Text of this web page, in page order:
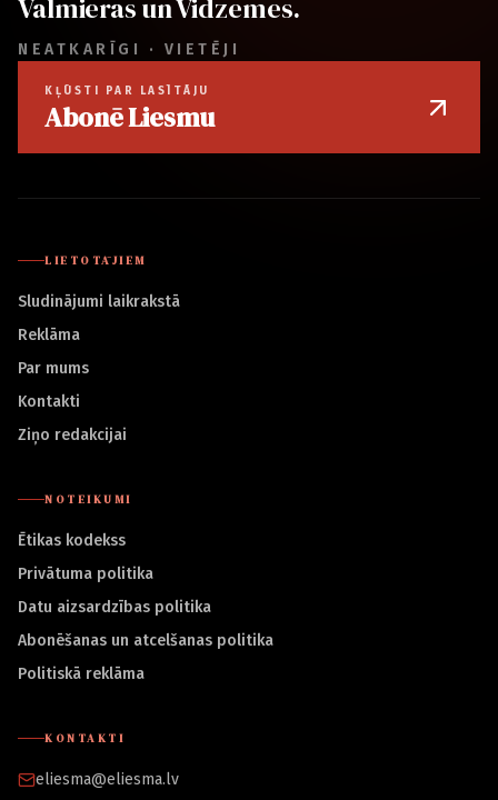
Valmieras un Vidzemes.
NEATKARĪGI · VIETĒJI
KĻŪSTI PAR LASĪTĀJU
Abonē Liesmu
LIETOTĀJIEM
Sludinājumi laikrakstā
Reklāma
Par mums
Kontakti
Ziņo redakcijai
NOTEIKUMI
Ētikas kodekss
Privātuma politika
Datu aizsardzības politika
Abonēšanas un atcelšanas politika
Politiskā reklāma
KONTAKTI
eliesma@eliesma.lv